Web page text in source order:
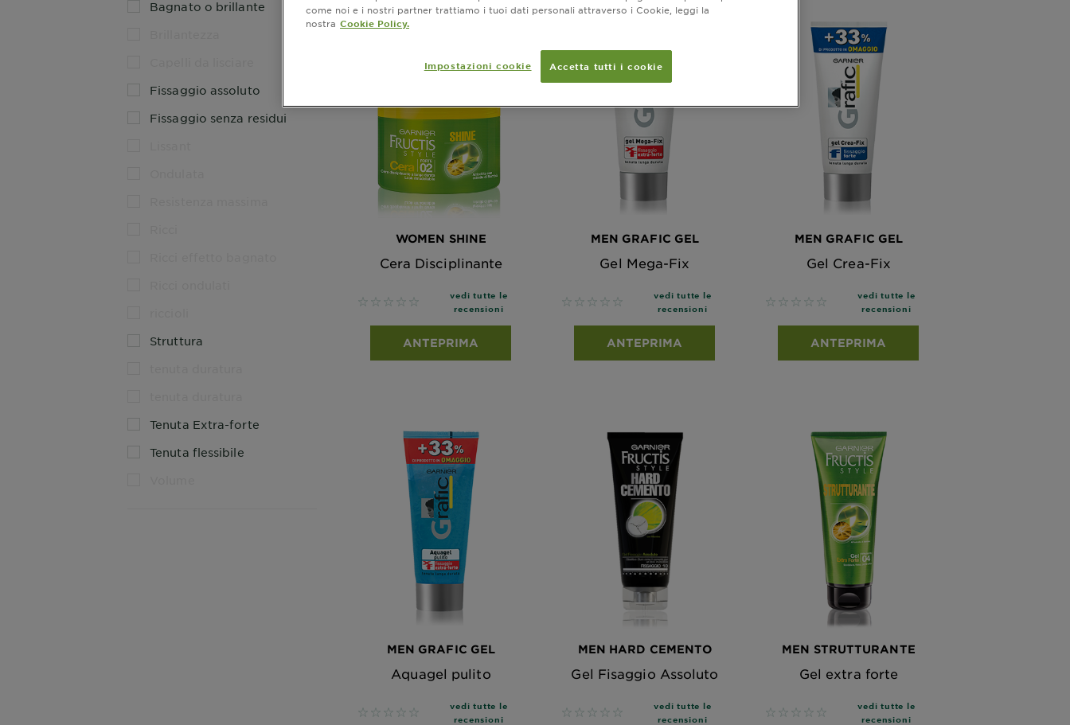
Bagnato o brillante
Fissaggio assoluto
Fissaggio senza residui
Struttura
Tenuta Extra-forte
Tenuta flessibile
WOMEN SHINE
Cera Disciplinante
No reviews
vedi tutte le
recensioni
ANTEPRIMA
MEN GRAFIC GEL
Gel Mega-Fix
No reviews
vedi tutte le
recensioni
ANTEPRIMA
MEN GRAFIC GEL
Gel Crea-Fix
No reviews
vedi tutte le
recensioni
ANTEPRIMA
MEN GRAFIC GEL
Aquagel pulito
No reviews
vedi tutte le
recensioni
MEN HARD CEMENTO
Gel Fisaggio Assoluto
No reviews
vedi tutte le
recensioni
MEN STRUTTURANTE
Gel extra forte
No reviews
vedi tutte le
recensioni
come noi e i nostri partner trattiamo i tuoi dati personali attraverso i Cookie, leggi la
nostra Cookie Policy.
Impostazioni cookie Accetta tutti i cookie